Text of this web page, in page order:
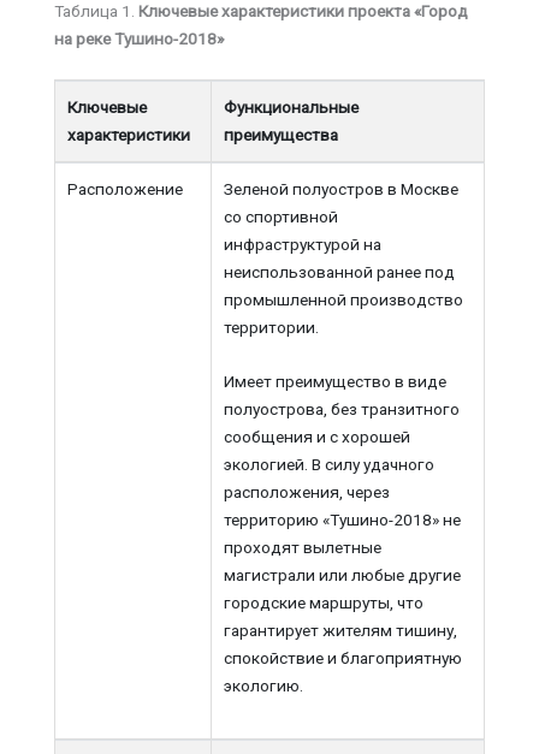
Таблица 1. Ключевые характеристики проекта «Город
на реке Тушино-2018»
Ключевые
характеристики
Функциональные
преимущества
Расположение
Зеленой полуостров в Москве
со спортивной
инфраструктурой на
неиспользованной ранее под
промышленной производство
территории.
Имеет преимущество в виде
полуострова, без транзитного
сообщения и с хорошей
экологией. В силу удачного
расположения, через
территорию «Тушино-2018» не
проходят вылетные
магистрали или любые другие
городские маршруты, что
гарантирует жителям тишину,
спокойствие и благоприятную
экологию.